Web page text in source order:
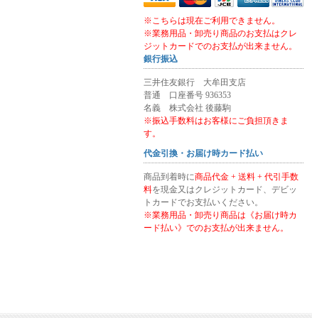
※こちらは現在ご利用できません。
※業務用品・卸売り商品のお支払はクレ
ジットカードでのお支払が出来ません。
銀行振込
三井住友銀行 大牟田支店
普通 口座番号 936353
名義 株式会社 後藤駒
※振込手数料はお客様にご負担頂きま
す。
代金引換・お届け時カード払い
商品到着時に商品代金 + 送料 + 代引手数
料を現金又はクレジットカード、デビッ
トカードでお支払いください。
※業務用品・卸売り商品は《お届け時カ
ード払い》でのお支払が出来ません。